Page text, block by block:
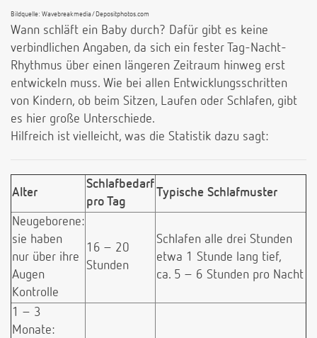
Bildquelle: Wavebreakmedia/Depositphotos.com
Wann schläft ein Baby durch? Dafür gibt es keine
verbindlichen Angaben, da sich ein fester Tag-Nacht-
Rhythmus über einen längeren Zeitraum hinweg erst
entwickeln muss. Wie bei allen Entwicklungsschritten
von Kindern, ob beim Sitzen, Laufen oder Schlafen, gibt
es hier große Unterschiede.
Hilfreich ist vielleicht, was die Statistik dazu sagt:
Alter
Schlafbedarf
pro Tag
Typische Schlafmuster
Neugeborene:
sie haben
nur über ihre
Augen
Kontrolle
16 – 20
Stunden
Schlafen alle drei Stunden
etwa 1 Stunde lang tief,
ca. 5 – 6 Stunden pro Nacht
1 – 3
Monate: